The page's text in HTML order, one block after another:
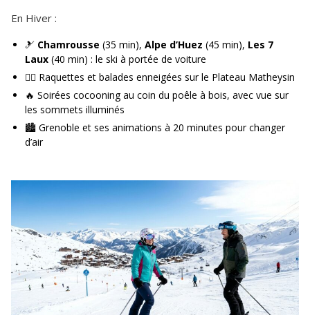
En Hiver :
🎿 Chamrousse (35 min), Alpe d’Huez (45 min), Les 7
Laux (40 min) : le ski à portée de voiture
🚶‍♀️ Raquettes et balades enneigées sur le Plateau Matheysin
🔥 Soirées cocooning au coin du poêle à bois, avec vue sur
les sommets illuminés
🏙️ Grenoble et ses animations à 20 minutes pour changer
d’air